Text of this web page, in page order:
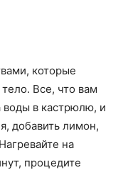
которые
Все, что вам
воды в кастрюлю, и
добавить лимон,
на
процедите